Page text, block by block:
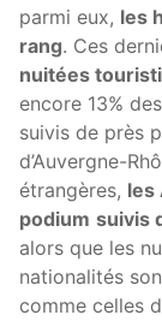
parmi eux, les
rang. Ces
nuitées
encore 13%
suivis de près
d’Auvergne-
étrangères, les
podium suivis
alors que les
nationalités
comme celles